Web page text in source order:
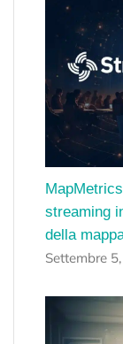
streaming
della
Settembre